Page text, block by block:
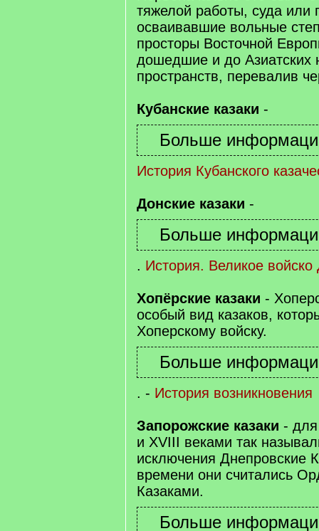
тяжелой работы, суда или
осваивавшие вольные
просторы Восточной
дошедшие и до Азиатских
пространств, перевалив
Кубанские казаки -
История Кубанского
Донские казаки -
. История. Великое войско
Хопёрские казаки -
особый вид казаков,
Хоперскому войску.
. - История возникновения
Запорожские казаки -
и XVIII веками так
исключения Днепровские
времени они считались
Казаками.